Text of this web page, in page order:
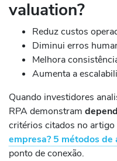
valuation?
Reduz custos
Diminui erros
Melhora
Aumenta a
Quando investidores
RPA demonstram
critérios citados no artigo
empresa? 5 métodos
ponto de conexão.